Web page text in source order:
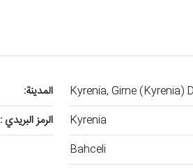
Kyrenia, Girne (Kyrenia) المدينة:
Kyrenia الرمز البريدي :
Bahceli